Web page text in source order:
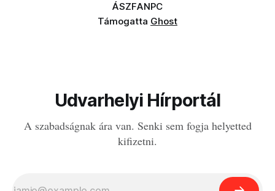
ÁSZFANPC
Támogatta Ghost
Udvarhelyi Hírportál
A szabadságnak ára van. Senki sem fogja helyetted
kifizetni.